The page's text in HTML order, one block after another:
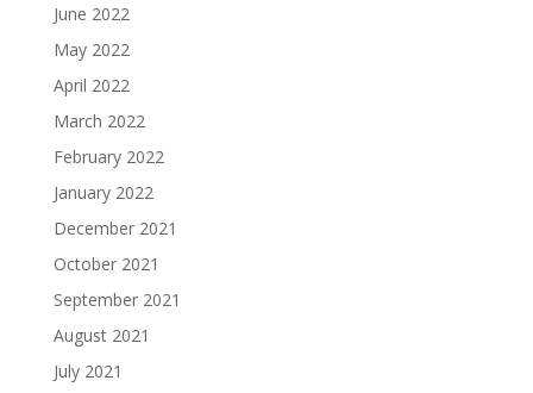
June 2022
May 2022
April 2022
March 2022
February 2022
January 2022
December 2021
October 2021
September 2021
August 2021
July 2021